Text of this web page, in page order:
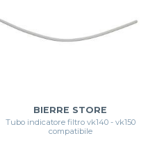
BIERRE STORE
Tubo indicatore filtro vk140 - vk150
compatibile